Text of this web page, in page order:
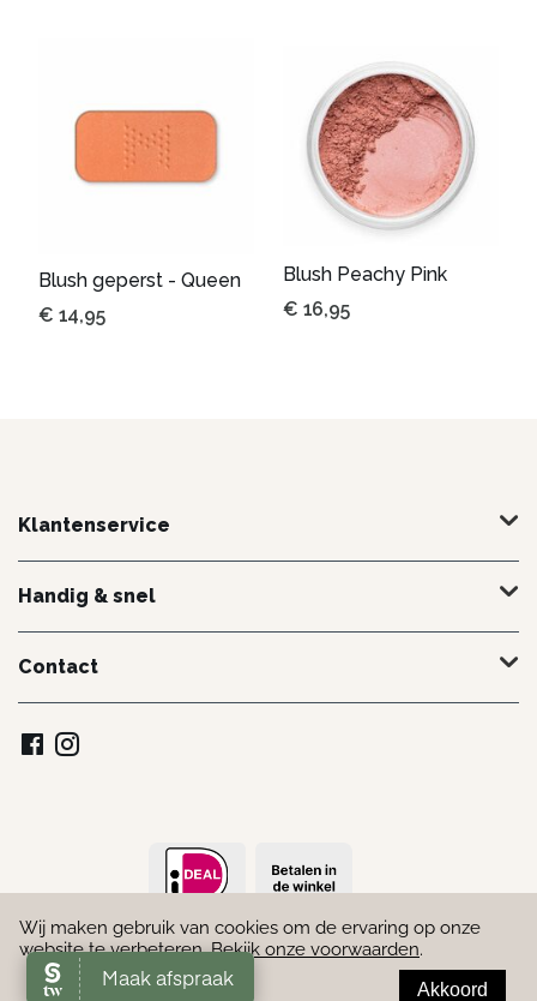
Blush geperst - Queen
€ 14,95
Blush Peachy Pink
€ 16,95
Klantenservice
Handig & snel
Contact
© 2022 - 2026 Schoonheidssalon Marielle. DoorWebmakend
Wij maken gebruik van cookies om de ervaring op onze
website te verbeteren.Bekijk onze voorwaarden.
Akkoord